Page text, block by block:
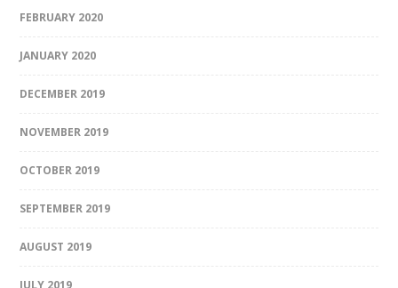
FEBRUARY 2020
JANUARY 2020
DECEMBER 2019
NOVEMBER 2019
OCTOBER 2019
SEPTEMBER 2019
AUGUST 2019
JULY 2019